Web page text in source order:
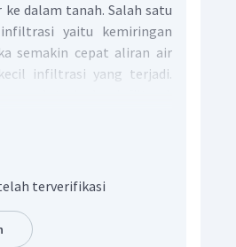
dalam tanah. Salah satu
yaitu kemiringan
semakin cepat aliran air
infiltrasi yang terjadi.
tanah tertutup oleh
akan lebih tinggi. Jadi
A.terverifikasi